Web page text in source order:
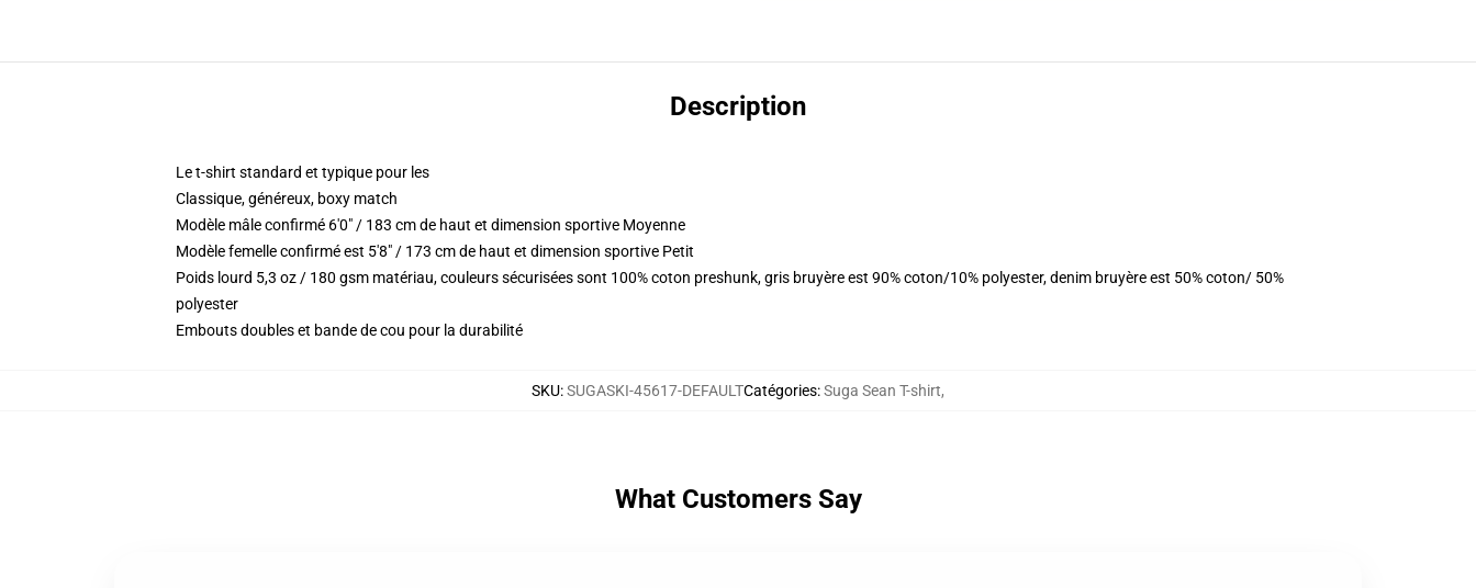
Description
Le t-shirt standard et typique pour les
Classique, généreux, boxy match
Modèle mâle confirmé 6'0" / 183 cm de haut et dimension sportive Moyenne
Modèle femelle confirmé est 5'8" / 173 cm de haut et dimension sportive Petit
Poids lourd 5,3 oz / 180 gsm matériau, couleurs sécurisées sont 100% coton preshunk, gris bruyère est 90% coton/10% polyester, denim bruyère est 50% coton/ 50%
polyester
Embouts doubles et bande de cou pour la durabilité
SKU:SUGASKI-45617-DEFAULTCatégories:Suga Sean T-shirt,
What Customers Say